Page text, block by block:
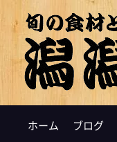
ホーム ブログ